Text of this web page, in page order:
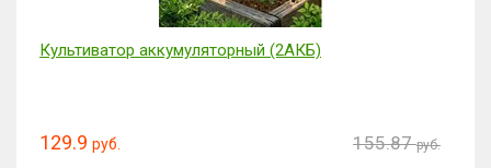
Культиватор аккумуляторный (2АКБ)
129.9 руб. 155.87 руб.